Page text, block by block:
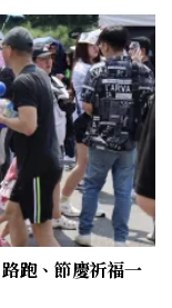
跑、節慶祈福一